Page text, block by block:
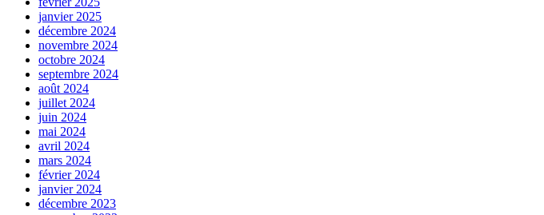
janvier 2025
décembre 2024
novembre 2024
octobre 2024
septembre 2024
août 2024
juillet 2024
juin 2024
mai 2024
avril 2024
mars 2024
février 2024
janvier 2024
décembre 2023